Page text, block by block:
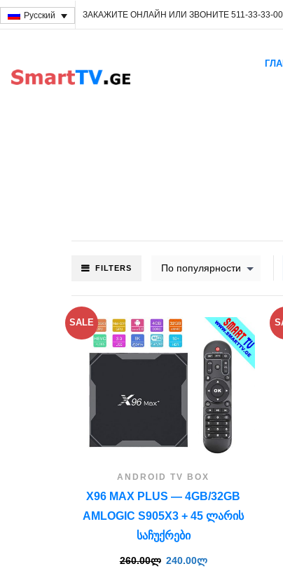
Русский ЗАКАЖИТЕ ОНЛАЙН ИЛИ ЗВОНИТЕ 511-33-33-00
FILTERS По популярности
SALE
ANDROID TV BOX
X96 MAX PLUS — 4GB/32GB
AMLOGIC S905X3 + 45 ᲚᲐᲠᲘᲡ
ᲡᲐᲩᲣᲥᲠᲔᲑᲘ
260.00ლ 240.00ლ